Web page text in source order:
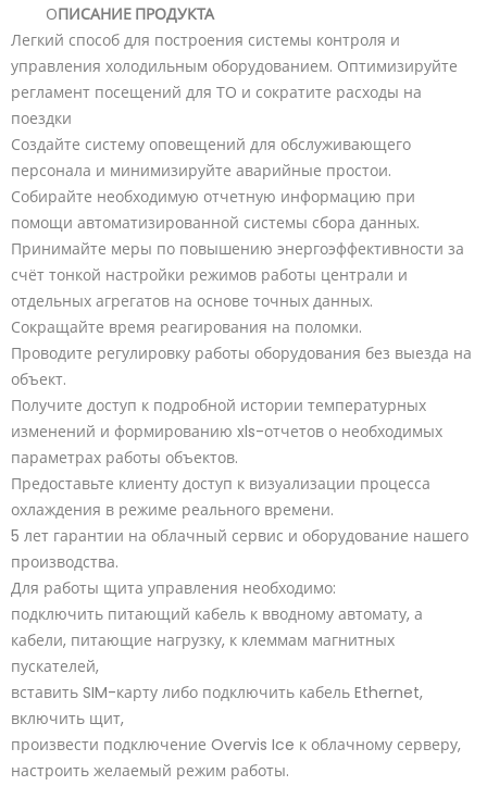
ОПИСАНИЕ ПРОДУКТА
Легкий способ для построения системы контроля и
управления холодильным оборудованием. Оптимизируйте
регламент посещений для ТО и сократите расходы на
поездки
Создайте систему оповещений для обслуживающего
персонала и минимизируйте аварийные простои.
Собирайте необходимую отчетную информацию при
помощи автоматизированной системы сбора данных.
Принимайте меры по повышению энергоэффективности за
счёт тонкой настройки режимов работы централи и
отдельных агрегатов на основе точных данных.
Сокращайте время реагирования на поломки.
Проводите регулировку работы оборудования без выезда на
объект.
Получите доступ к подробной истории температурных
изменений и формированию xls-отчетов о необходимых
параметрах работы объектов.
Предоставьте клиенту доступ к визуализации процесса
охлаждения в режиме реального времени.
5 лет гарантии на облачный сервис и оборудование нашего
производства.
Для работы щита управления необходимо:
подключить питающий кабель к вводному автомату, а
кабели, питающие нагрузку, к клеммам магнитных
пускателей,
вставить SIM-карту либо подключить кабель Ethernet,
включить щит,
произвести подключение Overvis Ice к облачному серверу,
настроить желаемый режим работы.